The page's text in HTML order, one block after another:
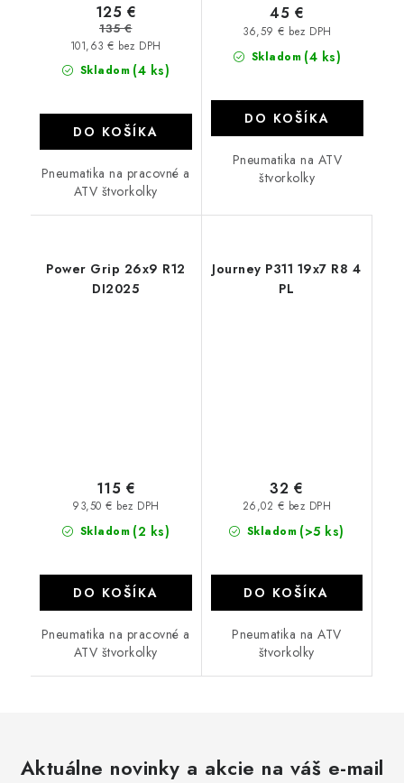
Skladom (4 ks)
101,63 € bez DPH
125 €
135 €
DO KOŠÍKA
Pneumatika na pracovné a
ATV štvorkolky
Skladom (4 ks)
36,59 € bez DPH
45 €
DO KOŠÍKA
Pneumatika na ATV
štvorkolky
Power Grip 26x9 R12
DI2025
Skladom (2 ks)
93,50 € bez DPH
115 €
DO KOŠÍKA
Pneumatika na pracovné a
ATV štvorkolky
Journey P311 19x7 R8 4
PL
Skladom (>5 ks)
26,02 € bez DPH
32 €
DO KOŠÍKA
Pneumatika na ATV
štvorkolky
Aktuálne novinky a akcie na váš e-mail